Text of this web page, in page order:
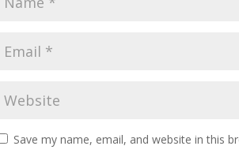
Save my name, email, and website in this